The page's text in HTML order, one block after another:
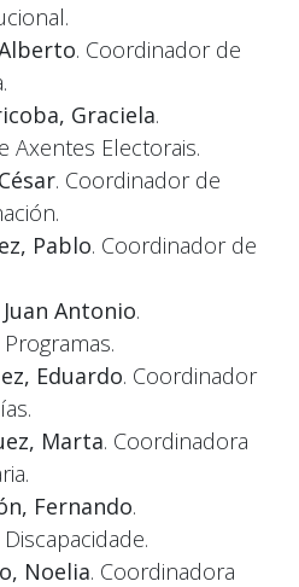
. Coordinador de
Graciela.
Axentes Electorais.
. Coordinador de
Pablo. Coordinador de
Antonio.
Eduardo. Coordinador
Marta. Coordinadora
Fernando.
Noelia. Coordinadora